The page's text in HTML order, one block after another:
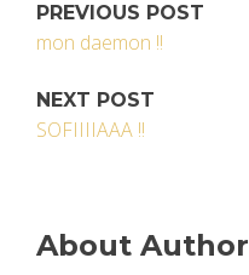
PREVIOUS POST
mon daemon !!
NEXT POST
SOFIIIIAAA !!
About Author